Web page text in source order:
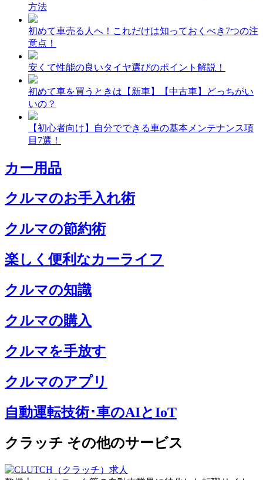
方法
初めて車売る人へ！これだけは知っておくべき7つの注
意点！
安くて性能の良いタイヤ選びのポイント解説！
初めて車を買うときは【新車】【中古車】どっちがい
いの？
【初心者向け】自分でできる車の基本メンテナンス項
目7選！
カー用品
クルマのお手入れ術
クルマの節約術
楽しく便利なカーライフ
クルマの知識
クルマの購入
クルマを手放す
クルマのアプリ
自動運転技術･車のAIとIoT
クラッチ その他のサービス